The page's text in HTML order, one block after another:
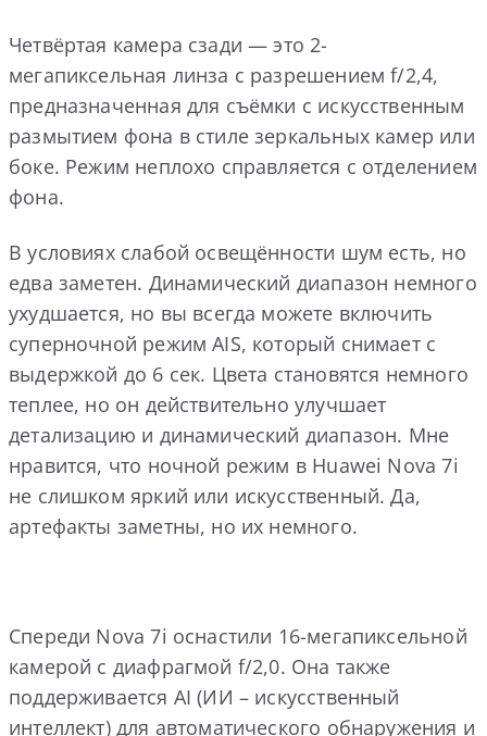
Четвёртая камера сзади — это 2-
мегапиксельная линза с разрешением f/2,4,
предназначенная для съёмки с искусственным
размытием фона в стиле зеркальных камер или
боке. Режим неплохо справляется с отделением
фона.
В условиях слабой освещённости шум есть, но
едва заметен. Динамический диапазон немного
ухудшается, но вы всегда можете включить
суперночной режим AIS, который снимает с
выдержкой до 6 сек. Цвета становятся немного
теплее, но он действительно улучшает
детализацию и динамический диапазон. Мне
нравится, что ночной режим в Huawei Nova 7i
не слишком яркий или искусственный. Да,
артефакты заметны, но их немного.
Спереди Nova 7i оснастили 16-мегапиксельной
камерой с диафрагмой f/2,0. Она также
поддерживается AI (ИИ – искусственный
интеллект) для автоматического обнаружения и